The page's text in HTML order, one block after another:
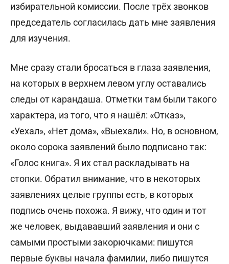
избирательной комиссии. После трёх звонков
председатель согласилась дать мне заявления
для изучения.
Мне сразу стали бросаться в глаза заявления,
на которых в верхнем левом углу оставались
следы от карандаша. Отметки там были такого
характера, из того, что я нашёл: «Отказ»,
«Уехал», «Нет дома», «Выехали». Но, в основном,
около сорока заявлений было подписано так:
«Голос книга». Я их стал раскладывать на
стопки. Обратил внимание, что в некоторых
заявлениях целые группы есть, в которых
подпись очень похожа. Я вижу, что один и тот
же человек, выдававший заявления и они с
самыми простыми закорючками: пишутся
первые буквы начала фамилии, либо пишутся